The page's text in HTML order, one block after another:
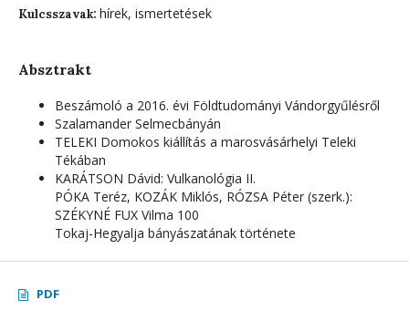
Kulcsszavak: hírek, ismertetések
Absztrakt
Beszámoló a 2016. évi Földtudományi Vándorgyűlésről
Szalamander Selmecbányán
TELEKI Domokos kiállítás a marosvásárhelyi Teleki
Tékában
KARÁTSON Dávid: Vulkanológia II.
PÓKA Teréz, KOZÁK Miklós, RÓZSA Péter (szerk.):
SZÉKYNÉ FUX Vilma 100
Tokaj-Hegyalja bányászatának története
PDF